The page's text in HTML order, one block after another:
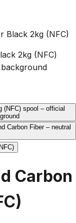
Black 2kg (NFC)
Carbon